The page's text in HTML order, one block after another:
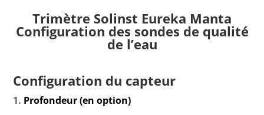
Trimètre Solinst Eureka Manta
Configuration des sondes de qualité
de l’eau
Configuration du capteur
1. Profondeur (en option)